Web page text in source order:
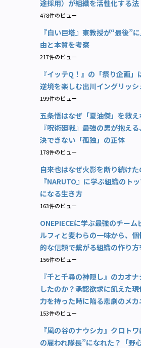
途採用）が組織を活性化する法
478件のビュー
『白い巨塔』東教授が“最後”
由と本質を考察
217件のビュー
『イッテQ！』の「祭り企画」
逆境を楽しむ出川イングリッ
199件のビュー
五条悟はなぜ「夏油傑」を救え
『呪術廻戦』最強の男が抱え
決できない「孤独」の正体
178件のビュー
自来也はなぜ火影を断り続けた
『NARUTO』に学ぶ組織のト
になる生き方
163件のビュー
ONEPIECEに学ぶ最強のチーム
ルフィと麦わらの一味から、
的な信頼で繋がる組織の作り
156件のビュー
『千と千尋の神隠し』のカオ
したのか？承認欲求に飢えた
力を持った時に陥る悲劇のメ
153件のビュー
『風の谷のナウシカ』クロト
の雇われ隊長”になれた？「野